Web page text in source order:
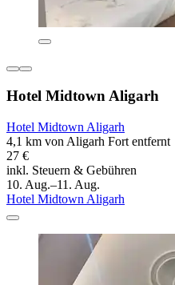
Hotel Midtown Aligarh
Hotel Midtown Aligarh
4,1 km von Aligarh Fort entfernt
27 €
inkl. Steuern & Gebühren
10. Aug.–11. Aug.
Hotel Midtown Aligarh